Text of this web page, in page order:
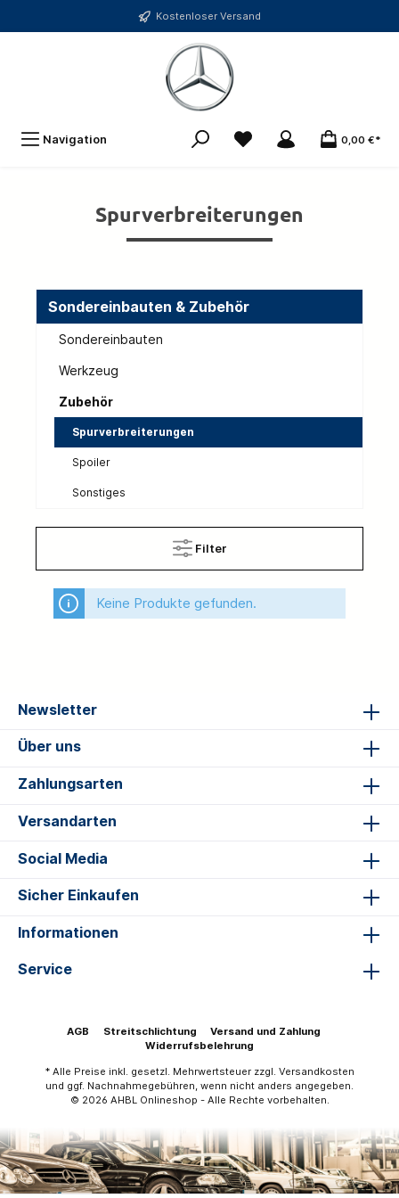
Kostenloser Versand
Navigation 0,00 €*
Spurverbreiterungen
Sondereinbauten & Zubehör
Sondereinbauten
Werkzeug
Zubehör
Spurverbreiterungen
Spoiler
Sonstiges
Filter
Keine Produkte gefunden.
Newsletter
Über uns
Zahlungsarten
Versandarten
Social Media
Sicher Einkaufen
Informationen
Service
AGB Streitschlichtung
Versand und Zahlung
Widerrufsbelehrung
* Alle Preise inkl. gesetzl. Mehrwertsteuer zzgl. Versandkosten
und ggf. Nachnahmegebühren, wenn nicht anders angegeben.
© 2026 AHBL Onlineshop - Alle Rechte vorbehalten.